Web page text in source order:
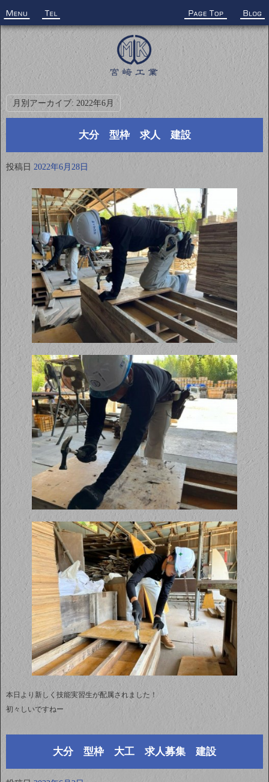
月別アーカイブ: 2022年6月
大分 型枠 求人 建設
投稿日 2022年6月28日
本日より新しく技能実習生が配属されました！
初々しいですねー
大分 型枠 大工 求人募集 建設